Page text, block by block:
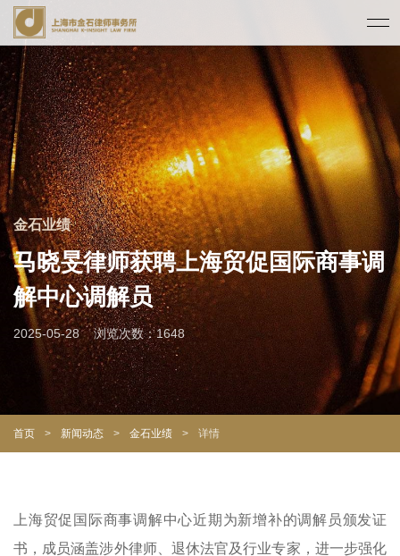
金石业绩
马晓旻律师获聘上海贸促国际商事调
解中心调解员
2025-05-28 浏览次数：1648
首页 > 新闻动态 > 金石业绩 > 详情
上海贸促国际商事调解中心近期为新增补的调解员颁发证
书，成员涵盖涉外律师、退休法官及行业专家，进一步强化